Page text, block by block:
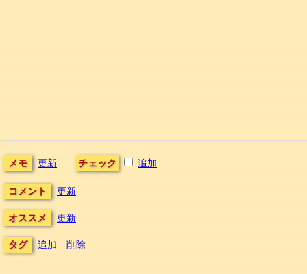
メモ 更新 チェック 追加
コメント 更新
オススメ 更新
タグ 追加 削除